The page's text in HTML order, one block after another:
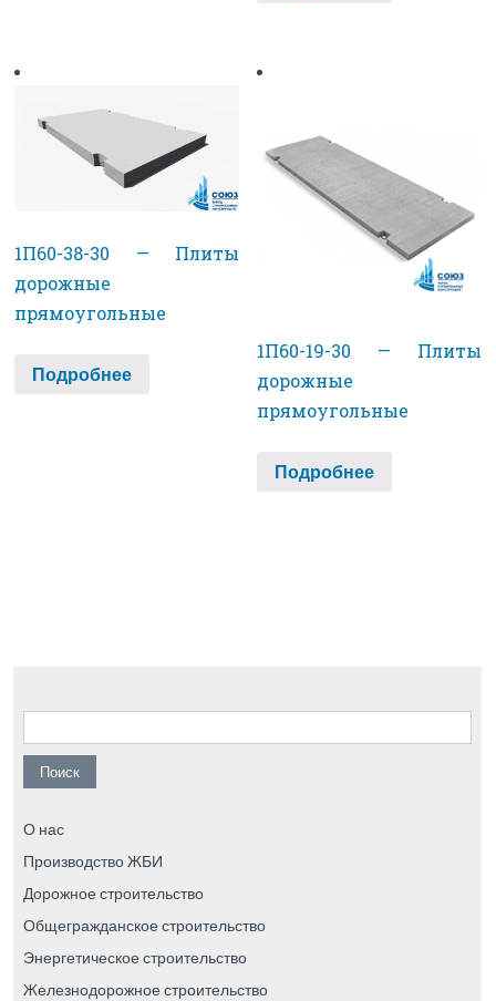
1П60-38-30 — Плиты
дорожные
прямоугольные
Подробнее
1П60-19-30 — Плиты
дорожные
прямоугольные
Подробнее
Найти:
О нас
Производство ЖБИ
Дорожное строительство
Общегражданское строительство
Энергетическое строительство
Железнодорожное строительство